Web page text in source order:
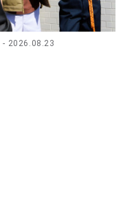
2026.08.23